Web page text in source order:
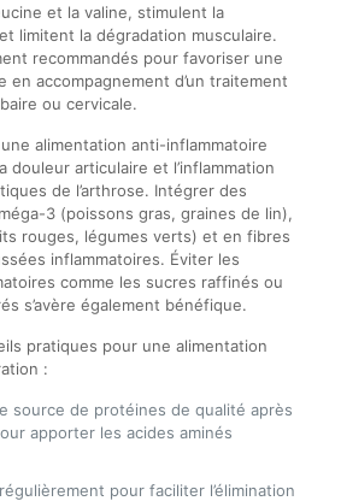
et la valine, stimulent la
limitent la dégradation musculaire.
recommandés pour favoriser une
en accompagnement d’un traitement
ou cervicale.
alimentation anti-inflammatoire
douleur articulaire et l’inflammation
de l’arthrose. Intégrer des
3 (poissons gras, graines de lin),
rouges, légumes verts) et en fibres
inflammatoires. Éviter les
comme les sucres raffinés ou
s’avère également bénéfique.
pratiques pour une alimentation
:
source de protéines de qualité après
apporter les acides aminés
pour faciliter l’élimination